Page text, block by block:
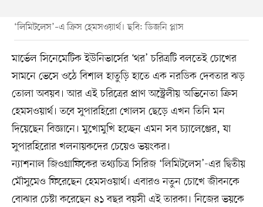
‘লিমিটলেস’–এ ক্রিস হেমসওয়ার্থ। ছবি: ডিজনি প্লাস
মার্ভেল সিনেমেটিক ইউনিভার্সের ‘থর’ চরিত্রটি বলতেই চোখের
সামনে ভেসে ওঠে বিশাল হাতুড়ি হাতে এক নরডিক দেবতার ঝড়
তোলা অবয়ব। আর এই চরিত্রের প্রাণ অস্ট্রেলীয় অভিনেতা ক্রিস
হেমসওয়ার্থ। তবে সুপারহিরো খোলস ছেড়ে এখন তিনি মন
দিয়েছেন বিজ্ঞানে। মুখোমুখি হচ্ছেন এমন সব চ্যালেঞ্জের, যা
সুপারহিরোর খলনায়কদের চেয়েও ভয়ংকর।
ন্যাশনাল জিওগ্রাফিকের তথ্যচিত্র সিরিজ ‘লিমিটলেস’-এর দ্বিতীয়
মৌসুমেও ফিরেছেন হেমসওয়ার্থ। এবারও নতুন চোখে জীবনকে
বোঝার চেষ্টা করেছেন ৪১ বছর বয়সী এই তারকা। নিজের ভয়কে